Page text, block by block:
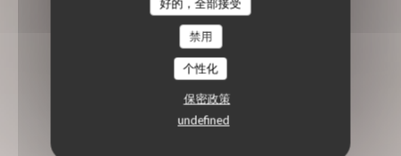
好的，全部接受
禁用
个性化
保密政策
undefined